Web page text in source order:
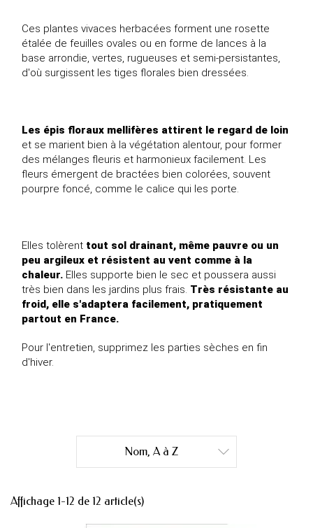
Ces plantes vivaces herbacées forment une rosette
étalée de feuilles ovales ou en forme de lances à la
base arrondie, vertes, rugueuses et semi-persistantes,
d'où surgissent les tiges florales bien dressées.
Les épis floraux mellifères attirent le regard de loin
et se marient bien à la végétation alentour, pour former
des mélanges fleuris et harmonieux facilement. Les
fleurs émergent de bractées bien colorées, souvent
pourpre foncé, comme le calice qui les porte.
Elles tolèrent tout sol drainant, même pauvre ou un
peu argileux et résistent au vent comme à la
chaleur. Elles supporte bien le sec et poussera aussi
très bien dans les jardins plus frais. Très résistante au
froid, elle s'adaptera facilement, pratiquement
partout en France.
Pour l'entretien, supprimez les parties sèches en fin
d'hiver.
Nom, A à Z 
Affichage 1-12 de 12 article(s)